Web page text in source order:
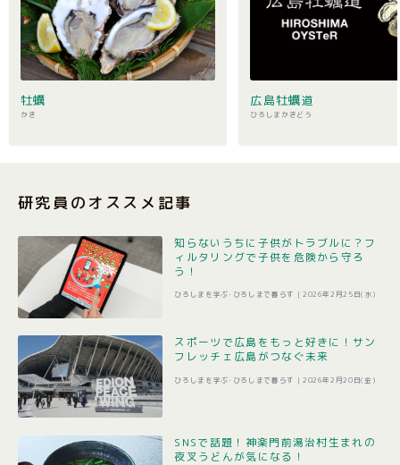
牡蠣
かき
広島牡蠣道
ひろしまかきどう
研究員のオススメ記事
知らないうちに子供がトラブルに？フ
ィルタリングで子供を危険から守ろ
う！
ひろしまを学ぶ･ひろしまで暮らす | 2026年2月25日(水)
スポーツで広島をもっと好きに！サン
フレッチェ広島がつなぐ未来
ひろしまを学ぶ･ひろしまで暮らす | 2026年2月20日(金)
SNSで話題！神楽門前湯治村生まれの
夜叉うどんが気になる！